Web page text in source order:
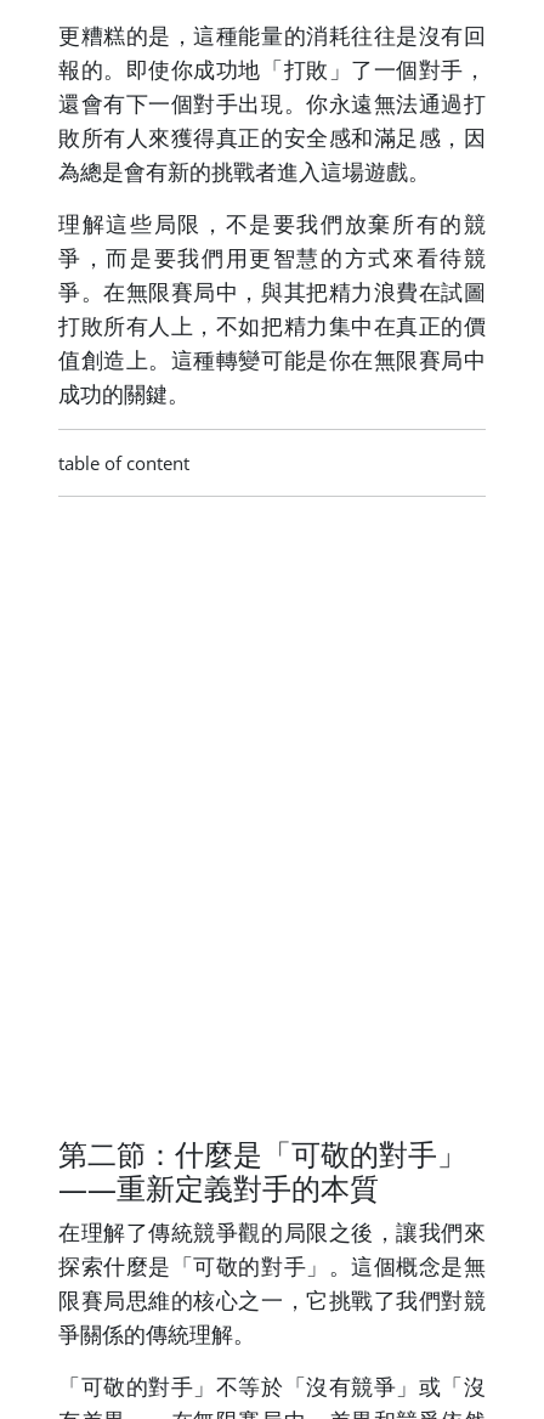
更糟糕的是，這種能量的消耗往往是沒有回
報的。即使你成功地「打敗」了一個對手，
還會有下一個對手出現。你永遠無法通過打
敗所有人來獲得真正的安全感和滿足感，因
為總是會有新的挑戰者進入這場遊戲。
理解這些局限，不是要我們放棄所有的競
爭，而是要我們用更智慧的方式來看待競
爭。在無限賽局中，與其把精力浪費在試圖
打敗所有人上，不如把精力集中在真正的價
值創造上。這種轉變可能是你在無限賽局中
成功的關鍵。
table of content
第二節：什麼是「可敬的對手」
——重新定義對手的本質
在理解了傳統競爭觀的局限之後，讓我們來
探索什麼是「可敬的對手」。這個概念是無
限賽局思維的核心之一，它挑戰了我們對競
爭關係的傳統理解。
「可敬的對手」不等於「沒有競爭」或「沒